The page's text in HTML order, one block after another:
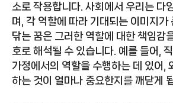
소로 작용합니다. 사회에서 우리는 다
며, 각 역할에 따라 기대되는 이미지가
닦는 꿈은 그러한 역할에 대한 책임감
호로 해석될 수 있습니다. 예를 들어,
가정에서의 역할을 수행하는 데 있어,
하는 것이 얼마나 중요한지를 깨닫게